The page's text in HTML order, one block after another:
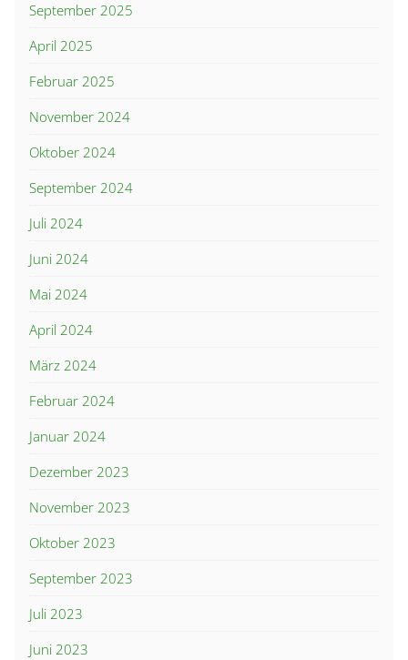
September 2025
April 2025
Februar 2025
November 2024
Oktober 2024
September 2024
Juli 2024
Juni 2024
Mai 2024
April 2024
März 2024
Februar 2024
Januar 2024
Dezember 2023
November 2023
Oktober 2023
September 2023
Juli 2023
Juni 2023